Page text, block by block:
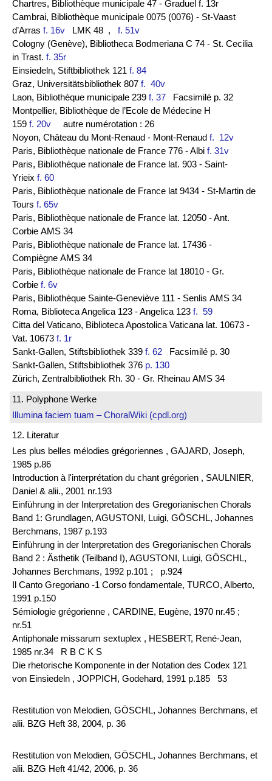
Chartres, Bibliothèque municipale 47 - Graduel f. 13r
Cambrai, Bibliothèque municipale 0075 (0076) - St-Vaast
d’Arras f. 16v LMK 48 , f. 51v
Cologny (Genève), Bibliotheca Bodmeriana C 74 - St. Cecilia
in Trast. f. 35r
Einsiedeln, Stiftbibliothek 121 f. 84
Graz, Universitätsbibliothek 807 f. 40v
Laon, Bibliothèque municipale 239 f. 37 Facsimilé p. 32
Montpellier, Bibliothèque de l’Ecole de Médecine H
159 f. 20v autre numérotation : 26
Noyon, Château du Mont-Renaud - Mont-Renaud f. 12v
Paris, Bibliothèque nationale de France 776 - Albi f. 31v
Paris, Bibliothèque nationale de France lat. 903 - Saint-
Yrieix f. 60
Paris, Bibliothèque nationale de France lat 9434 - St-Martin de
Tours f. 65v
Paris, Bibliothèque nationale de France lat. 12050 - Ant.
Corbie AMS 34
Paris, Bibliothèque nationale de France lat. 17436 -
Compiègne AMS 34
Paris, Bibliothèque nationale de France lat 18010 - Gr.
Corbie f. 6v
Paris, Bibliothèque Sainte-Geneviève 111 - Senlis AMS 34
Roma, Biblioteca Angelica 123 - Angelica 123 f. 59
Citta del Vaticano, Biblioteca Apostolica Vaticana lat. 10673 -
Vat. 10673 f. 1r
Sankt-Gallen, Stiftsbibliothek 339 f. 62 Facsimilé p. 30
Sankt-Gallen, Stiftsbibliothek 376 p. 130
Zürich, Zentralbibliothek Rh. 30 - Gr. Rheinau AMS 34
11. Polyphone Werke
Illumina faciem tuam – ChoralWiki (cpdl.org)
12. Literatur
Les plus belles mélodies grégoriennes , GAJARD, Joseph,
1985 p.86
Introduction à l'interprétation du chant grégorien , SAULNIER,
Daniel & alii., 2001 nr.193
Einführung in der Interpretation des Gregorianischen Chorals
Band 1: Grundlagen, AGUSTONI, Luigi, GÖSCHL, Johannes
Berchmans, 1987 p.193
Einführung in der Interpretation des Gregorianischen Chorals
Band 2 : Ästhetik (Teilband I), AGUSTONI, Luigi, GÖSCHL,
Johannes Berchmans, 1992 p.101 ;
p.924
Il Canto Gregoriano -1 Corso fondamentale, TURCO, Alberto,
1991 p.150
Sémiologie grégorienne , CARDINE, Eugène, 1970 nr.45 ;
nr.51
Antiphonale missarum sextuplex , HESBERT, René-Jean,
1985 nr.34 R B C K S
Die rhetorische Komponente in der Notation des Codex 121
von Einsiedeln , JOPPICH, Godehard, 1991 p.185 53
Restitution von Melodien, GÖSCHL, Johannes Berchmans, et
alii. BZG Heft 38, 2004, p. 36
Restitution von Melodien, GÖSCHL, Johannes Berchmans, et
alii. BZG Heft 41/42, 2006, p. 36